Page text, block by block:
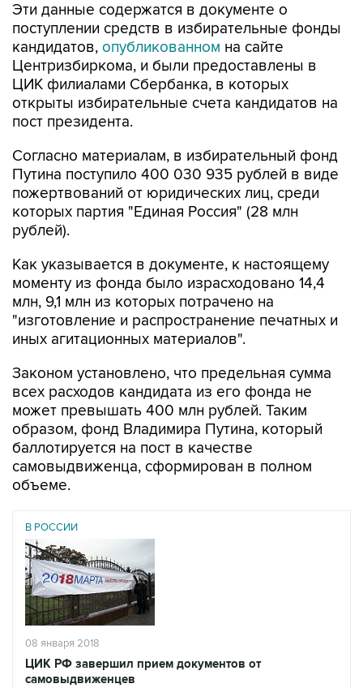
Эти данные содержатся в документе о
поступлении средств в избирательные фонды
кандидатов, опубликованном на сайте
Центризбиркома, и были предоставлены в
ЦИК филиалами Сбербанка, в которых
открыты избирательные счета кандидатов на
пост президента.
Согласно материалам, в избирательный фонд
Путина поступило 400 030 935 рублей в виде
пожертвований от юридических лиц, среди
которых партия "Единая Россия" (28 млн
рублей).
Как указывается в документе, к настоящему
моменту из фонда было израсходовано 14,4
млн, 9,1 млн из которых потрачено на
"изготовление и распространение печатных и
иных агитационных материалов".
Законом установлено, что предельная сумма
всех расходов кандидата из его фонда не
может превышать 400 млн рублей. Таким
образом, фонд Владимира Путина, который
баллотируется на пост в качестве
самовыдвиженца, сформирован в полном
объеме.
В РОССИИ
08 января 2018
ЦИК РФ завершил прием документов от
самовыдвиженцев